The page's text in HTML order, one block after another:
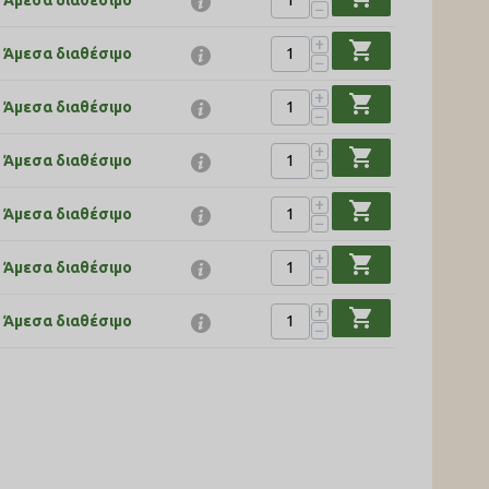
−
Άμεσα διαθέσιμο
+
−
shopping_cart
Άμεσα διαθέσιμο
+
−
shopping_cart
Άμεσα διαθέσιμο
+
−
shopping_cart
Άμεσα διαθέσιμο
+
−
shopping_cart
Άμεσα διαθέσιμο
+
−
shopping_cart
Άμεσα διαθέσιμο
+
−
shopping_cart